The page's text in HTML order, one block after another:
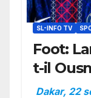
SL-INFO TV
Foot:
t-il
Ballon
Dakar, 22